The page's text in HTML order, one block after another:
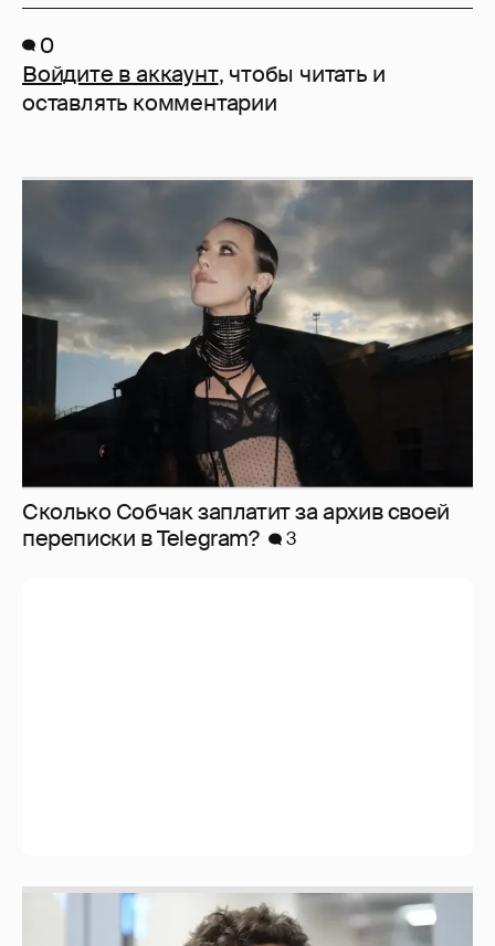
0
Войдите в аккаунт, чтобы читать и
оставлять комментарии
Сколько Собчак заплатит за архив своей
перeписки в Telegram?
3